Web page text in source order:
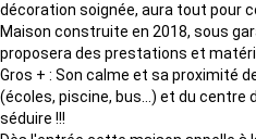
décoration soignée, aura tout pour
Maison construite en 2018, sous
proposera des prestations et
Gros + : Son calme et sa proximité
(écoles, piscine, bus...) et du centre
séduire !!!